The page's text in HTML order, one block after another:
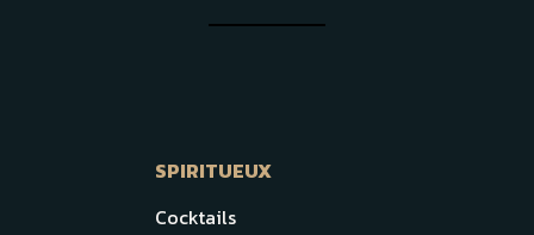
SPIRITUEUX
Cocktails